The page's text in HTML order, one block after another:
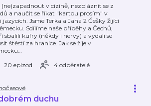
(ne)zapadnout v cizině, nezbláznit se z
a naučit se říkat "kartou prosím" v
jazycích. Jsme Terka a Jana 2 Češky žijící
Sdílíme naše příběhy a Čechů,
sbalili kufry (někdy i nervy) a vydali se
štěstí za hranice. Jak se žije v
…
20 epizod
4 odběratelé
duchu